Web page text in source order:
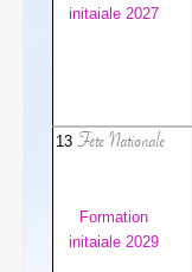
initaiale 2027
13 Fête Nationale
Formation
initaiale 2029